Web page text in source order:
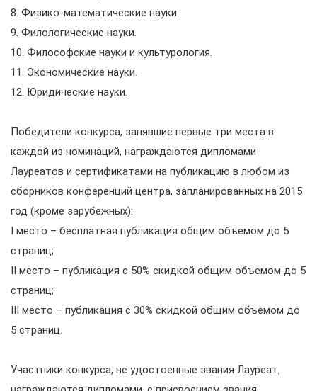
8. Физико-математические науки.
9. Филологические науки.
10. Философские науки и культурология.
11. Экономические науки.
12. Юридические науки.
Победители конкурса, занявшие первые три места в
каждой из номинаций, награждаются дипломами
Лауреатов и сертификатами на публикацию в любом из
сборников конференций центра, запланированных на 2015
год (кроме зарубежных):
I место – бесплатная публикация общим объемом до 5
страниц;
II место – публикация с 50% скидкой общим объемом до 5
страниц;
III место – публикация с 30% скидкой общим объемом до
5 страниц.
Участники конкурса, не удостоенные звания Лауреат,